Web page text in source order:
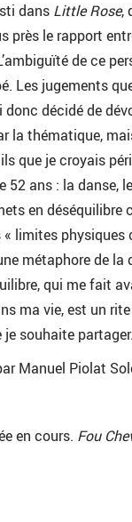
dans Little Rose,
près le rapport
de ce
Les jugements
donc décidé de
la thématique,
que je croyais
52 ans : la danse,
en déséquilibre
limites physiques
métaphore de la
qui me fait
ma vie, est un
je souhaite partager.
Manuel Piolat
en cours. Fou